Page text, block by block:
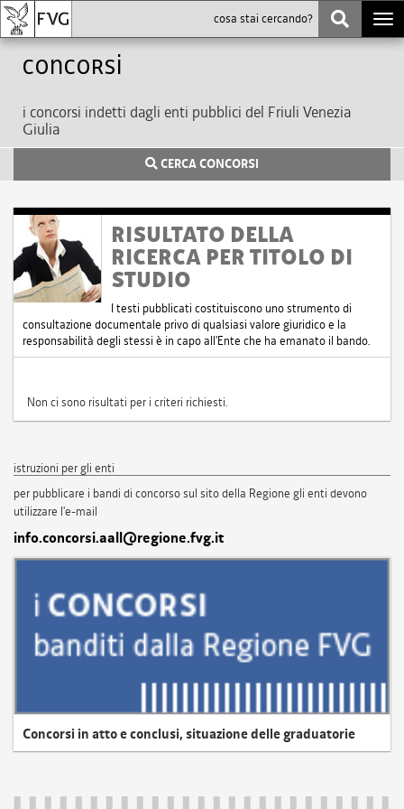
Concorsi
i concorsi indetti dagli enti pubblici del Friuli Venezia
Giulia
CERCA CONCORSI
RISULTATO DELLA
RICERCA PER TITOLO DI
STUDIO
I testi pubblicati costituiscono uno strumento di
consultazione documentale privo di qualsiasi valore giuridico e la
responsabilità degli stessi è in capo all'Ente che ha emanato il bando.
Non ci sono risultati per i criteri richiesti.
istruzioni per gli enti
per pubblicare i bandi di concorso sul sito della Regione gli enti devono
utilizzare l'e-mail
info.concorsi.aall@regione.fvg.it
Concorsi in atto e conclusi, situazione delle graduatorie